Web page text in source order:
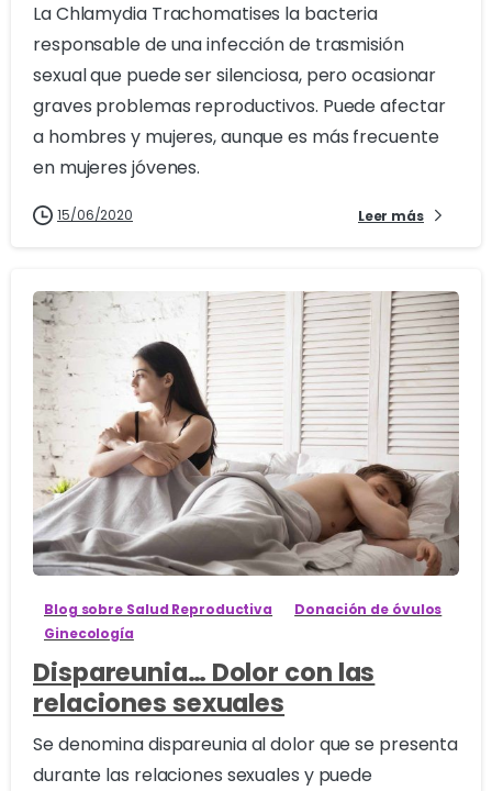
La Chlamydia Trachomatises la bacteria
responsable de una infección de trasmisión
sexual que puede ser silenciosa, pero ocasionar
graves problemas reproductivos. Puede afectar
a hombres y mujeres, aunque es más frecuente
en mujeres jóvenes.
15/06/2020 Leer más
1
Blog sobre Salud Reproductiva
Donación de óvulos
Ginecología
Dispareunia… Dolor con las
relaciones sexuales
Se denomina dispareunia al dolor que se presenta
durante las relaciones sexuales y puede